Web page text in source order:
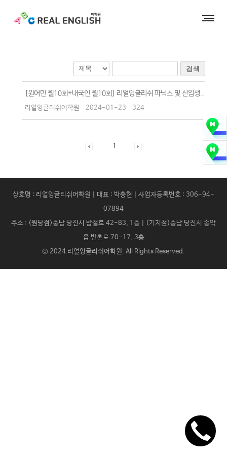
검색
[원어민 월10회+내국인 월10회] 리얼잉글리쉬 파닉스 및 신입생..
리얼잉글리쉬어학원 2024-01-23 324
1
상호명 : 리얼잉글리쉬어학원 | 대표 : 박충현 | 사업자등록번호 : 306-94-
07894
주소 : (원당점)충남 당진시 밤절로 42-83, 1층 | (기지점)충남 당진시 송악
읍 반촌로 70-17, 3층
© 2024 리얼잉글리쉬어학원. All Rights Reserved.